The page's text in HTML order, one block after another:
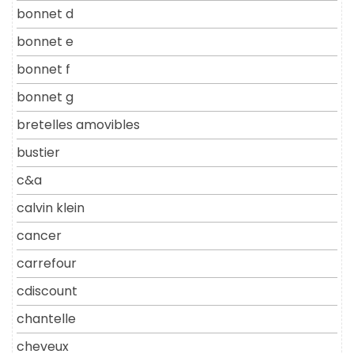
bonnet d
bonnet e
bonnet f
bonnet g
bretelles amovibles
bustier
c&a
calvin klein
cancer
carrefour
cdiscount
chantelle
cheveux